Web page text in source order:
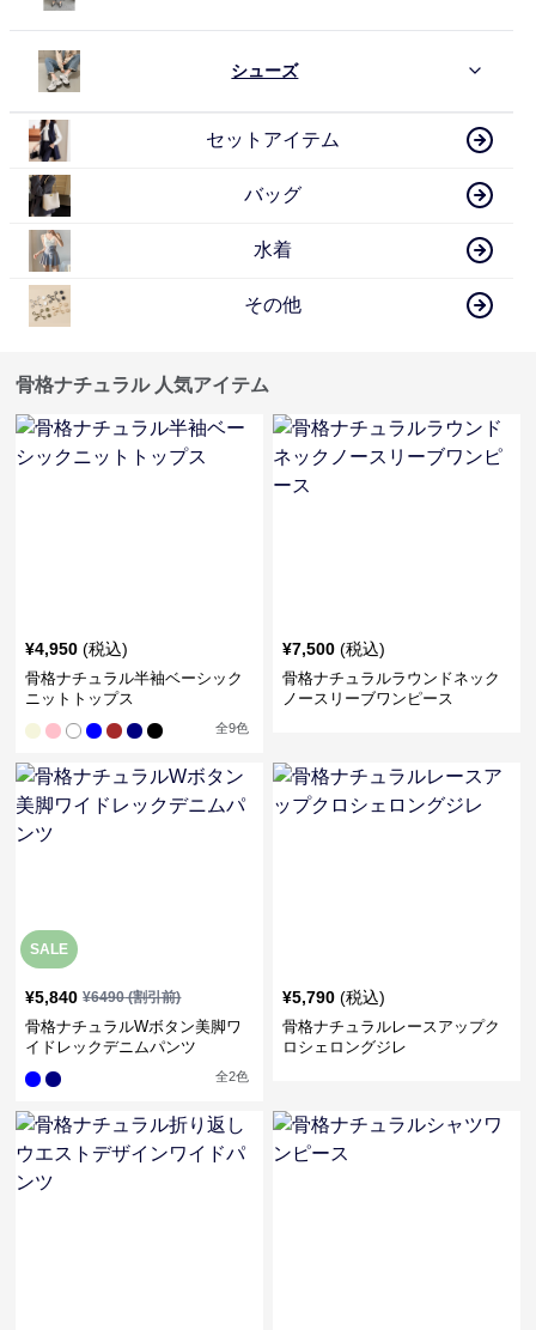
シューズ
セットアイテム
バッグ
水着
その他
骨格ナチュラル 人気アイテム
¥4,950 (税込)
骨格ナチュラル半袖ベーシック
ニットトップス
全9色
¥7,500 (税込)
骨格ナチュラルラウンドネック
ノースリーブワンピース
SALE
¥5,840 ¥6490(割引前)
骨格ナチュラルWボタン美脚ワ
イドレックデニムパンツ
全2色
¥5,790 (税込)
骨格ナチュラルレースアップク
ロシェロングジレ